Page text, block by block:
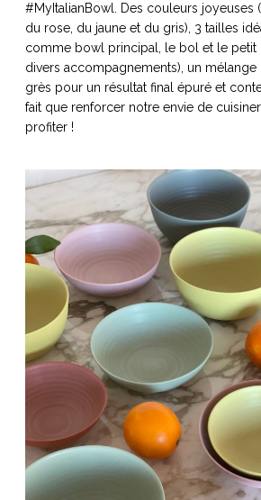
#MyItalianBowl. Des couleurs joyeuses
du rose, du jaune et du gris), 3 tailles
comme bowl principal, le bol et le
divers accompagnements), un
grès pour un résultat final épuré et
fait que renforcer notre envie de
profiter !